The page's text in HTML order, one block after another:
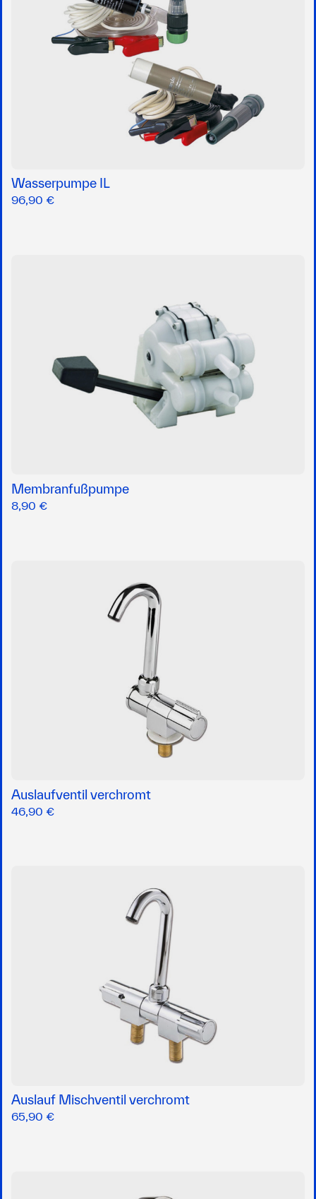
Wasserpumpe IL
96,90 €
Membranfußpumpe
8,90 €
Auslaufventil verchromt
46,90 €
Auslauf Mischventil verchromt
65,90 €